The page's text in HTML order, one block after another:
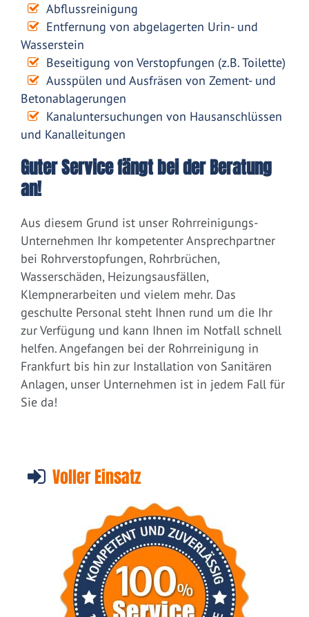
Abflussreinigung
Entfernung von abgelagerten Urin- und
Wasserstein
Beseitigung von Verstopfungen (z.B. Toilette)
Ausspülen und Ausfräsen von Zement- und
Betonablagerungen
Kanaluntersuchungen von Hausanschlüssen
und Kanalleitungen
Guter Service fängt bei der Beratung
an!
Aus diesem Grund ist unser Rohrreinigungs-
Unternehmen Ihr kompetenter Ansprechpartner
bei Rohrverstopfungen, Rohrbrüchen,
Wasserschäden, Heizungsausfällen,
Klempnerarbeiten und vielem mehr. Das
geschulte Personal steht Ihnen rund um die Ihr
zur Verfügung und kann Ihnen im Notfall schnell
helfen. Angefangen bei der Rohrreinigung in
Frankfurt bis hin zur Installation von Sanitären
Anlagen, unser Unternehmen ist in jedem Fall für
Sie da!
Voller Einsatz